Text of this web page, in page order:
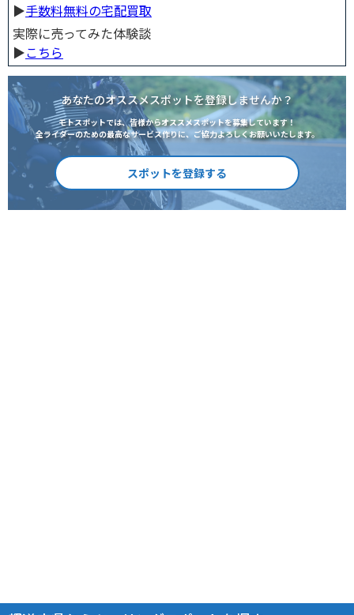
▶︎手数料無料の宅配買取
実際に売ってみた体験談
▶︎こちら
あなたのオススメスポットを登録しませんか？
モトスポットでは、皆様からオススメスポットを募集しています！
全ライダーのための最高なサービス作りに、ご協力よろしくお願いいたします。
スポットを登録する